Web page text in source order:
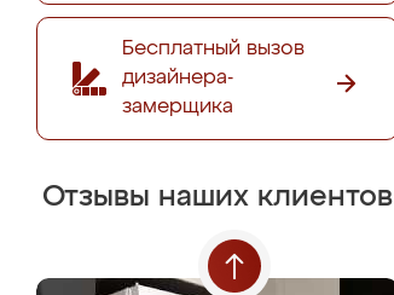
Бесплатный вызов
дизайнера-
замерщика
Отзывы наших клиентов